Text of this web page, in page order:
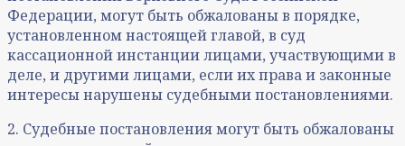
Федерации, могут быть обжалованы в порядке,
установленном настоящей главой, в суд
кассационной инстанции лицами, участвующими в
деле, и другими лицами, если их права и законные
интересы нарушены судебными постановлениями.
2. Судебные постановления могут быть обжалованы